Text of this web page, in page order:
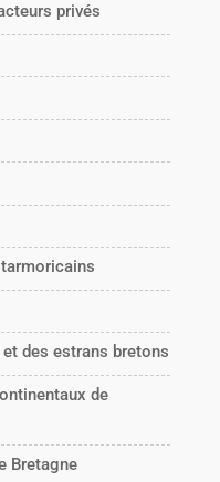
privés
des estrans bretons
de
Bretagne